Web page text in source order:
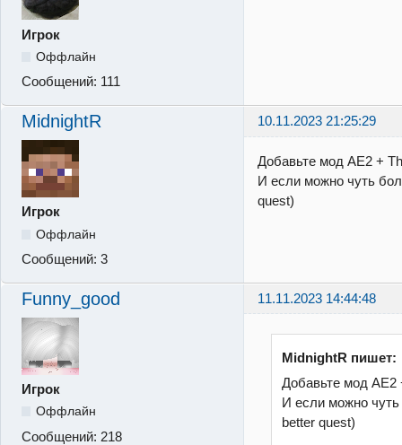
Игрок
Оффлайн
Сообщений: 111
MidnightR 10.11.2023 21:25:29
Игрок
Оффлайн
Сообщений: 3
Добавьте мод AE2 +
И если можно чуть
quest)
Funny_good 11.11.2023 14:44:48
Игрок
Оффлайн
Сообщений: 218
MidnightR пишет:
Добавьте мод AE2
И если можно чуть
better quest)